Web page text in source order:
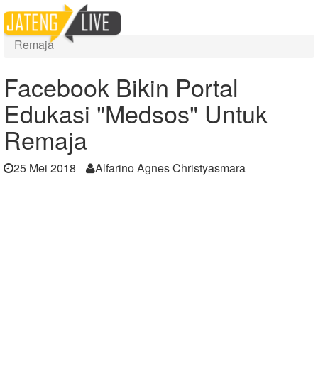
Home
Berita
Facebook Bikin Portal Edukasi "Medsos" Untuk
Remaja
Facebook Bikin Portal
Edukasi "Medsos" Untuk
Remaja
25 Mei 2018 Alfarino Agnes Christyasmara